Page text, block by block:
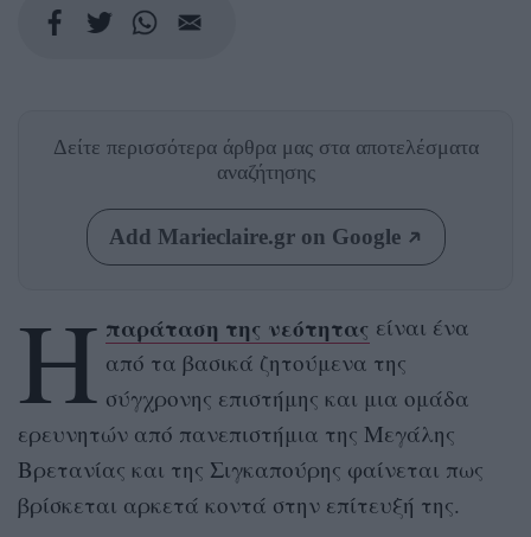
Δείτε περισσότερα άρθρα μας στα αποτελέσματα
αναζήτησης
Add Marieclaire.gr on Google
Η παράταση της νεότητας είναι ένα
από τα βασικά ζητούμενα της
σύγχρονης επιστήμης και μια ομάδα
ερευνητών από πανεπιστήμια της Μεγάλης
Βρετανίας και της Σιγκαπούρης φαίνεται πως
βρίσκεται αρκετά κοντά στην επίτευξή της.